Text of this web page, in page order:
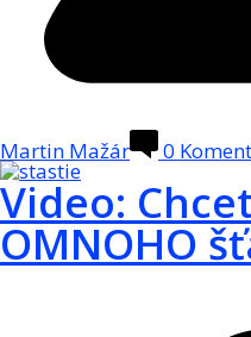
Martin Mažár 0
Video:
OMNOHO